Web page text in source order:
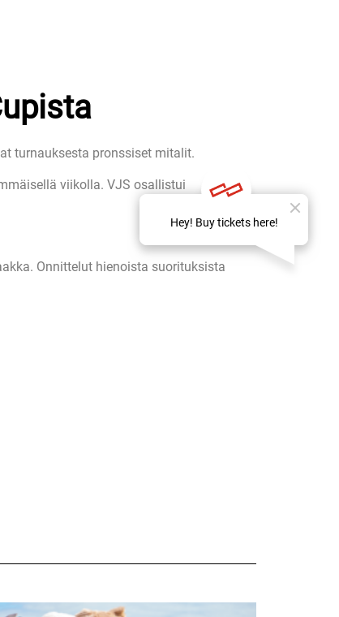
turnauksesta pronssiset mitalit.
viikolla. VJS osallistui
Onnittelut hienoista suorituksista